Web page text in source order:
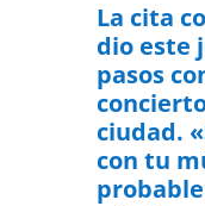
La cita
dio este
pasos
ciudad.
con tu